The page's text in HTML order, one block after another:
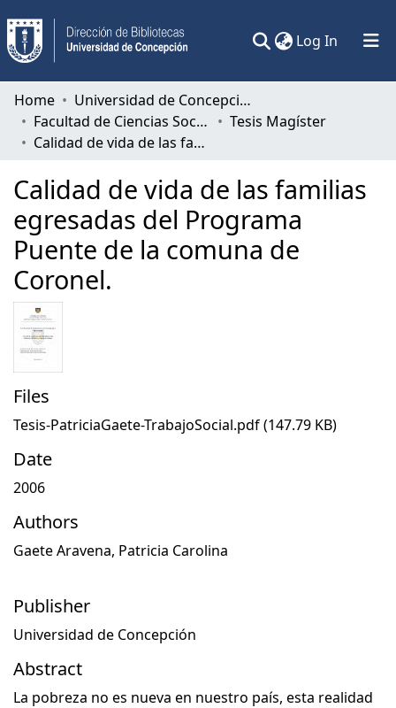
Log In (current)
Communities & Collections
All of DSpace
Home
Universidad de Concepción
Facultad de Ciencias Sociales
Tesis Magíster
Calidad de vida de las familias egresadas del Programa Puente de la comuna de Coronel.
Calidad de vida de las familias
egresadas del Programa
Puente de la comuna de
Coronel.
Files
Tesis-PatriciaGaete-TrabajoSocial.pdf(147.79 KB)
Date
2006
Authors
Gaete Aravena, Patricia Carolina
Publisher
Universidad de Concepción
Abstract
La pobreza no es nueva en nuestro país, esta realidad